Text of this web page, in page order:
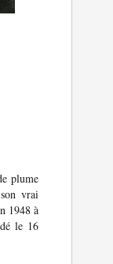
plume
vrai
1948 à
le 16